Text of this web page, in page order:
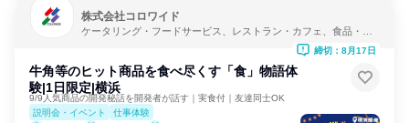
株式会社コロワイド
ケータリング・フードサービス、レストラン・カフェ、食品・飲
牛角等のヒット商品を食べ尽くす「食」物語体
験|1日限定|横浜
9/9人気商品の開発秘話を開発者が話す｜実食付｜友達同士OK
説明会・イベント
仕事体験
締切：8月17日